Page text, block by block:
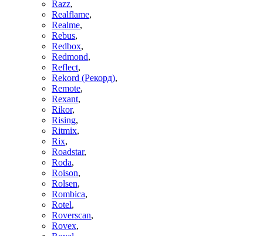
Razz,
Realflame,
Realme,
Rebus,
Redbox,
Redmond,
Reflect,
Rekord (Рекорд),
Remote,
Rexant,
Rikor,
Rising,
Ritmix,
Rix,
Roadstar,
Roda,
Roison,
Rolsen,
Rombica,
Rotel,
Roverscan,
Rovex,